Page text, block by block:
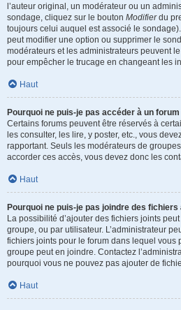
l’auteur original, un modérateur ou un
sondage, cliquez sur le bouton Modifierdu
toujours celui auquel est associé le
peut modifier une option ou supprimer le
modérateurs et les administrateurs peuvent
pour empêcher le trucage en changeant les
Haut
Pourquoi ne puis-je pas accéder à un forum
Certains forums peuvent être réservés à
les consulter, les lire, y poster, etc., vous
rapportant. Seuls les modérateurs de
accorder ces accès, vous devez donc les
Haut
Pourquoi ne puis-je pas joindre des
La possibilité d’ajouter des fichiers joints
groupe, ou par utilisateur. L’administrateur
fichiers joints pour le forum dans lequel vous
groupe peut en joindre. Contactez
pourquoi vous ne pouvez pas ajouter de
Haut